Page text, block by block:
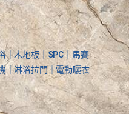
｜木地板｜SPC｜馬賽
｜淋浴拉門｜電動曬衣